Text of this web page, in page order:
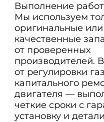
Выполнение работ
Мы используем
оригинальные или
качественные
от проверенных
производителей.
от регулировки
капитального
двигателя —
четкие сроки с
установку и